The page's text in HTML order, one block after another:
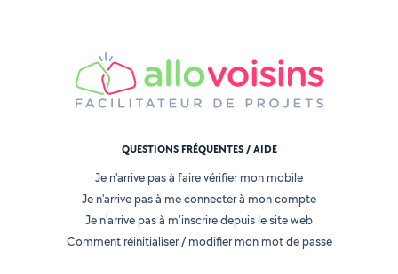
QUESTIONS FRÉQUENTES / AIDE
Je n'arrive pas à faire vérifier mon mobile
Je n'arrive pas à me connecter à mon compte
Je n'arrive pas à m'inscrire depuis le site web
Comment réinitialiser / modifier mon mot de passe